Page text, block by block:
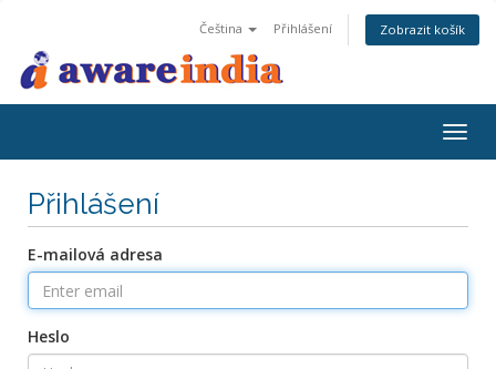
Čeština Přihlášení Zobrazit košík
Přihlášení
E-mailová adresa
Heslo